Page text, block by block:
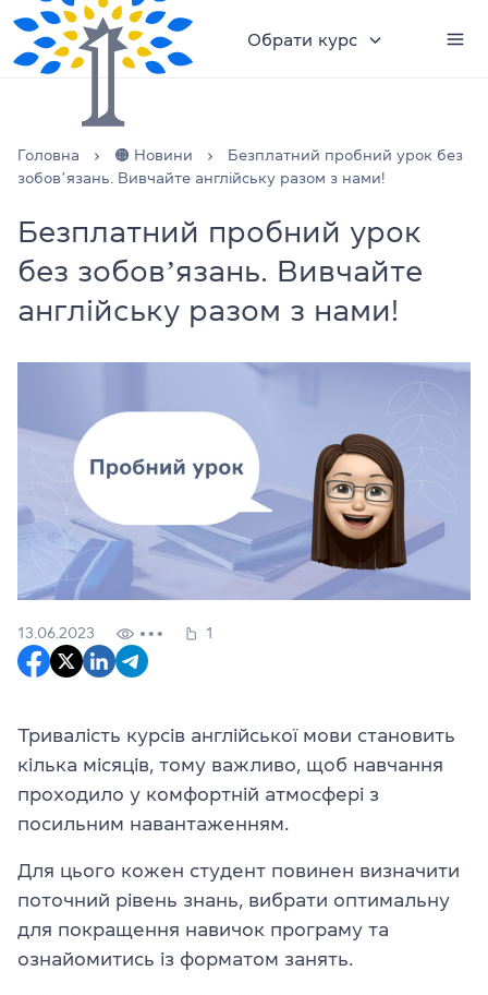
Обрати курс
Головна 🟠 Новини
Безплатний пробний урок без
зобовʼязань. Вивчайте англійську разом з нами!
Безплатний пробний урок
без зобовʼязань. Вивчайте
англійську разом з нами!
13.06.2023 1
Тривалість курсів англійської мови становить
кілька місяців, тому важливо, щоб навчання
проходило у комфортній атмосфері з
посильним навантаженням.
Для цього кожен студент повинен визначити
поточний рівень знань, вибрати оптимальну
для покращення навичок програму та
ознайомитись із форматом занять.